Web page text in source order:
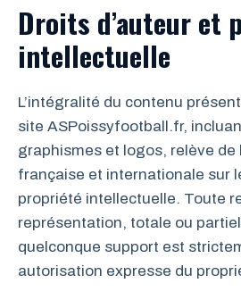
Droits d’auteur et
intellectuelle
L’intégralité du contenu
site ASPoissyfootball.fr,
graphismes et logos, relève de
française et internationale sur
propriété intellectuelle. Toute
représentation, totale ou
quelconque support est
autorisation expresse du